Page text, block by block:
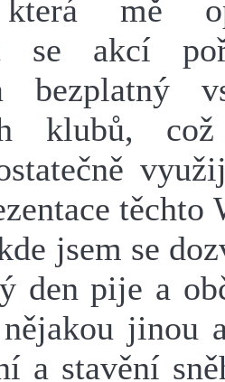
mě
se akcí
bezplatný
klubů,
těchto
jsem se
den pije a
jinou
a stavění